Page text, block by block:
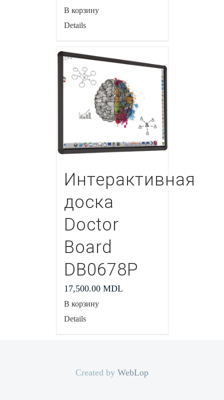
В корзину
Details
Интерактивная
доска
Doctor
Board
DB0678P
17,500.00 MDL
В корзину
Details
Created by WebLop